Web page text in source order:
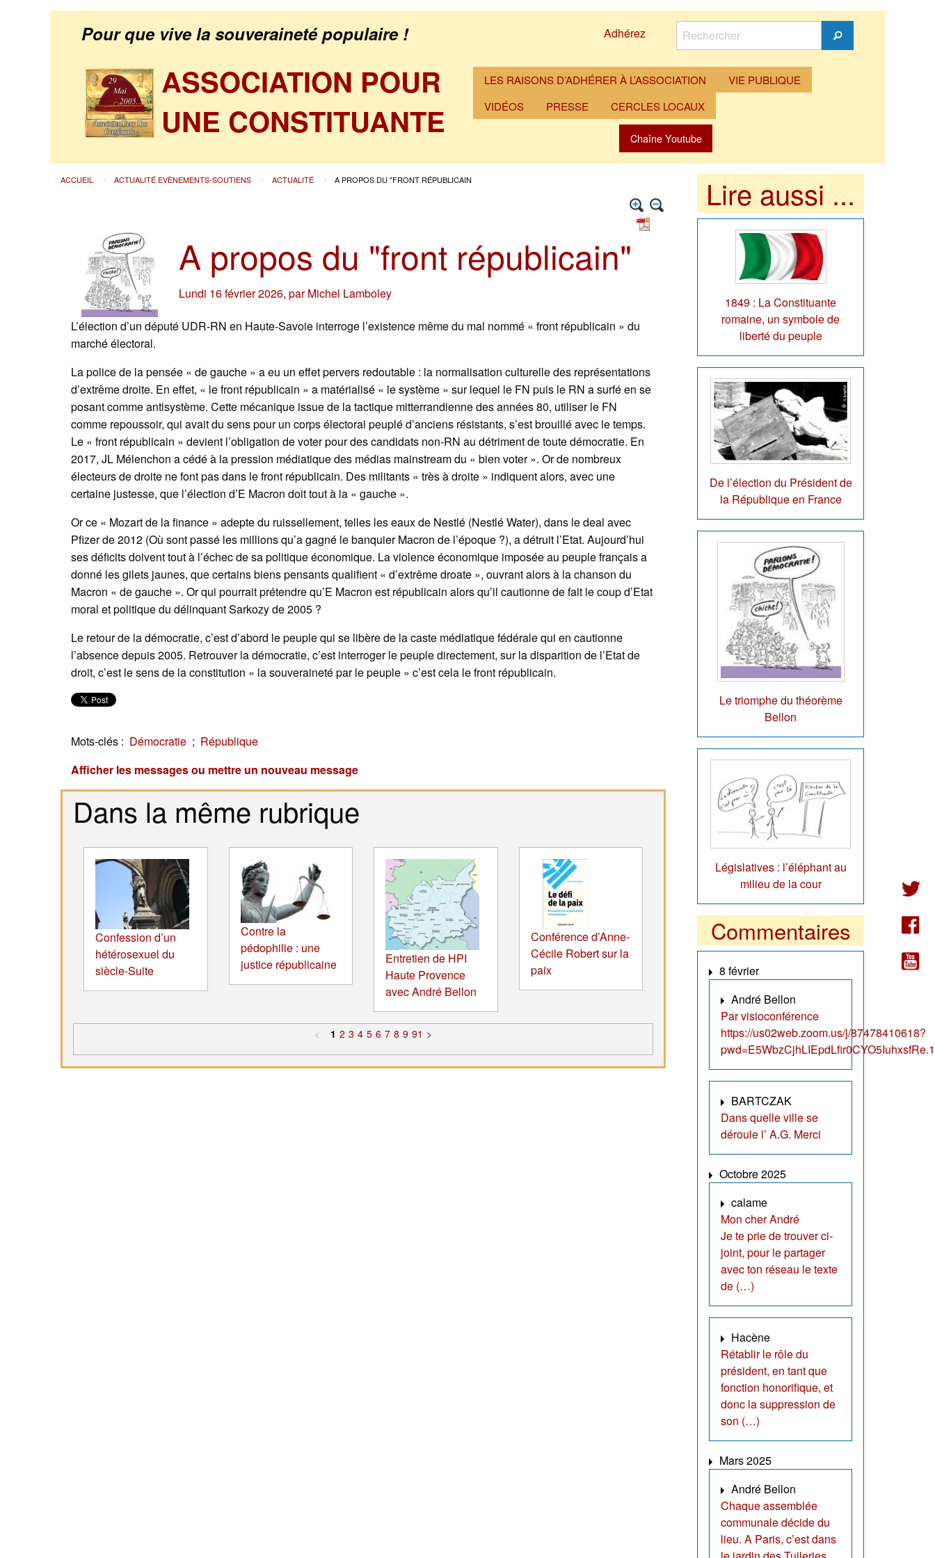
Pour que vive la souveraineté populaire ! Adhérez
Rechercher
Rechercher
ASSOCIATION POUR
UNE CONSTITUANTE
LES RAISONS D’ADHÉRER À L’ASSOCIATION
VIE PUBLIQUE
VIDÉOS
PRESSE CERCLES LOCAUX
Chaîne Youtube
ACCUEIL ACTUALITÉ EVÈNEMENTS-SOUTIENS ACTUALITÉ A PROPOS DU "FRONT RÉPUBLICAIN
A propos du "front républicain"
Lundi 16 février 2026,parMichel Lamboley
L’élection d’un député UDR-RN en Haute-Savoie interroge l’existence même du mal nommé « front républicain » du
marché électoral.
La police de la pensée « de gauche » a eu un effet pervers redoutable : la normalisation culturelle des représentations
d’extrême droite. En effet, « le front républicain » a matérialisé « le système » sur lequel le FN puis le RN a surfé en se
posant comme antisystème. Cette mécanique issue de la tactique mitterrandienne des années 80, utiliser le FN
comme repoussoir, qui avait du sens pour un corps électoral peuplé d’anciens résistants, s’est brouillé avec le temps.
Le « front républicain » devient l’obligation de voter pour des candidats non-RN au détriment de toute démocratie. En
2017, JL Mélenchon a cédé à la pression médiatique des médias mainstream du « bien voter ». Or de nombreux
électeurs de droite ne font pas dans le front républicain. Des militants « très à droite » indiquent alors, avec une
certaine justesse, que l’élection d’E Macron doit tout à la « gauche ».
Or ce « Mozart de la finance » adepte du ruissellement, telles les eaux de Nestlé (Nestlé Water), dans le deal avec
Pfizer de 2012 (Où sont passé les millions qu’a gagné le banquier Macron de l’époque ?), a détruit l’Etat. Aujourd’hui
ses déficits doivent tout à l’échec de sa politique économique. La violence économique imposée au peuple français a
donné les gilets jaunes, que certains biens pensants qualifient « d’extrême droate », ouvrant alors à la chanson du
Macron « de gauche ». Or qui pourrait prétendre qu’E Macron est républicain alors qu’il cautionne de fait le coup d’Etat
moral et politique du délinquant Sarkozy de 2005 ?
Le retour de la démocratie, c’est d’abord le peuple qui se libère de la caste médiatique fédérale qui en cautionne
l’absence depuis 2005. Retrouver la démocratie, c’est interroger le peuple directement, sur la disparition de l’Etat de
droit, c’est le sens de la constitution « la souveraineté par le peuple » c’est cela le front républicain.
Mots-clés : Démocratie ; République
Afficher les messages ou mettre un nouveau message
Dans la même rubrique
Confession d’un
hétérosexuel du
siècle-Suite
Contre la
pédophilie : une
justice républicaine
Entretien de HPI
Haute Provence
avec André Bellon
Conférence d’Anne-
Cécile Robert sur la
paix
< 1 2 3 4 5 6 7 8 9 91 >
Lire aussi ...
1849 : La Constituante
romaine, un symbole de
liberté du peuple
De l’élection du Président de
la République en France
Le triomphe du théorème
Bellon
Législatives : l’éléphant au
milieu de la cour
Commentaires
8 février
André Bellon
Par visioconférence
https://us02web.zoom.us/j/87478410618?
BARTCZAK
Dans quelle ville se
déroule l’ A.G. Merci
Octobre 2025
calame
Mon cher André
Je te prie de trouver ci-
joint, pour le partager
avec ton réseau le texte
de (…)
Hacène
Rétablir le rôle du
président, en tant que
fonction honorifique, et
donc la suppression de
son (…)
Mars 2025
André Bellon
Chaque assemblée
communale décide du
lieu. A Paris, c’est dans